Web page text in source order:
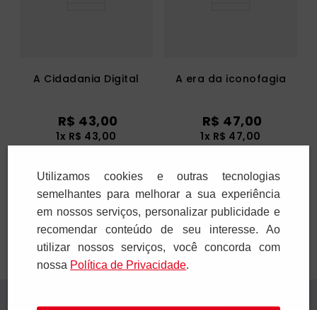
A Cidadania Digital
R$ 43,00
1x R$ 43,00
Adicionar
A era da iconofagia
R$ 47,00
1x R$ 47,00
Adicionar
Utilizamos cookies e outras tecnologias
semelhantes para melhorar a sua experiência
em nossos serviços, personalizar publicidade e
recomendar conteúdo de seu interesse. Ao
utilizar nossos serviços, você concorda com
nossa Polí­tica de Privacidade.